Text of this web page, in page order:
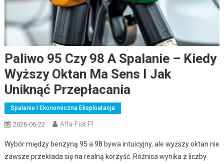
Paliwo 95 Czy 98 A Spalanie – Kiedy
Wyższy Oktan Ma Sens I Jak
Uniknąć Przepłacania
Spalanie I Ekonomiczna Eksploatacja
2026-06-22 Alfa-Fiat.pl
Wybór między benzyną 95 a 98 bywa intuicyjny, ale wyższy oktan nie
zawsze przekłada się na realną korzyść. Różnica wynika z liczby